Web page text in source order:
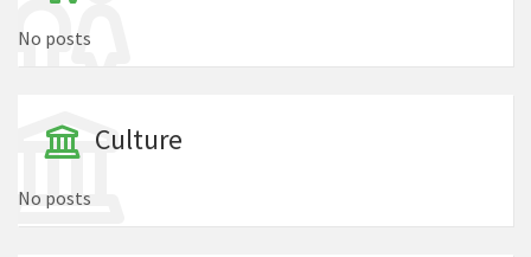
No posts
Culture
No posts